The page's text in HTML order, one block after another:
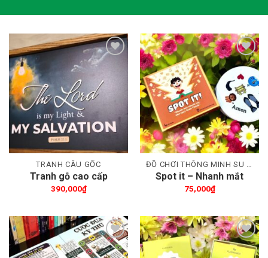
Thêm wishlist
TRANH CÂU GỐC
Tranh gỗ cao cấp
Shalom
390,000₫
Thêm wishlist
ĐỒ CHƠI THÔNG MINH SU VIỆT NAM
Spot it – Nhanh mắt
nhanh tay, nhớ ngay
75,000₫